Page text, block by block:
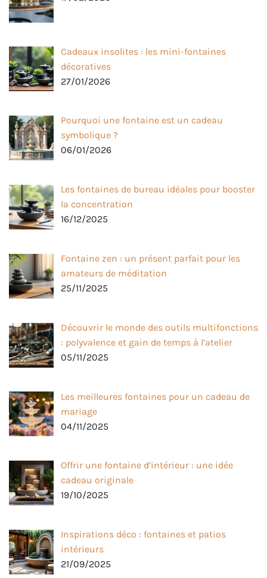
Cadeaux insolites : les mini-fontaines
décoratives
27/01/2026
Pourquoi une fontaine est un cadeau
symbolique ?
06/01/2026
Les fontaines de bureau idéales pour booster
la concentration
16/12/2025
Fontaine zen : un présent parfait pour les
amateurs de méditation
25/11/2025
Découvrir le monde des outils multifonctions
: polyvalence et gain de temps à l’atelier
05/11/2025
Les meilleures fontaines pour un cadeau de
mariage
04/11/2025
Offrir une fontaine d’intérieur : une idée
cadeau originale
19/10/2025
Inspirations déco : fontaines et patios
intérieurs
21/09/2025